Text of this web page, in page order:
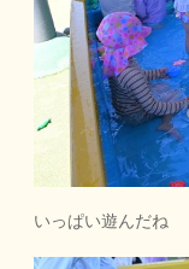
いっぱい遊んだね